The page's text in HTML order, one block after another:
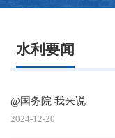
水利要闻
@国务院 我来说
2024-12-20